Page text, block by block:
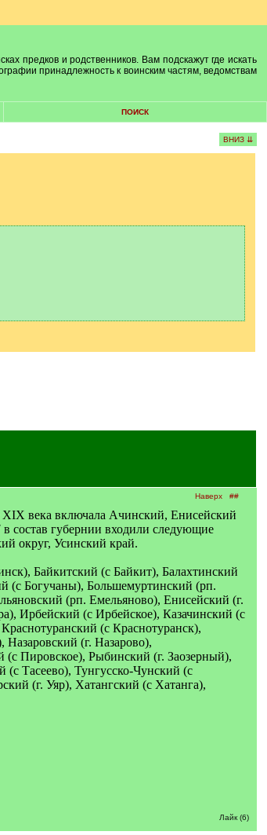
предков и родственников. Вам подскажут где искать
принадлежность к воинским частям, ведомствам
ПОИСК
ВНИЗ ⇊
Наверх ##
XIX века включала Ачинский, Енисейский
состав губернии входили следующие
округ, Усинский край.
Байкитский (с Байкит), Балахтинский
(с Богучаны), Большемуртинский (рп.
(рп. Емельяново), Енисейский (г.
Ирбейский (с Ирбейское), Казачинский (с
(с Краснотуранск),
(г. Назарово),
Пировское), Рыбинский (г. Заозерный),
Тасеево), Тунгусско-Чунский (с
(г. Уяр), Хатангский (с Хатанга),
Лайк (6)